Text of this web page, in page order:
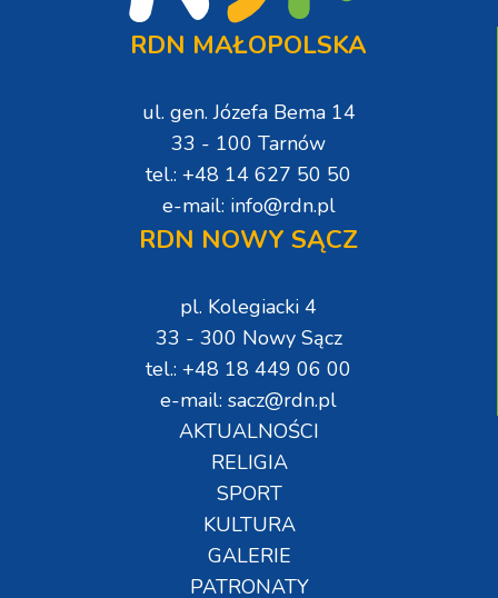
RDN MAŁOPOLSKA
ul. gen. Józefa Bema 14
33 - 100 Tarnów
tel.: +48 14 627 50 50
e-mail: info@rdn.pl
RDN NOWY SĄCZ
pl. Kolegiacki 4
33 - 300 Nowy Sącz
tel.: +48 18 449 06 00
e-mail: sacz@rdn.pl
AKTUALNOŚCI
RELIGIA
SPORT
KULTURA
GALERIE
PATRONATY